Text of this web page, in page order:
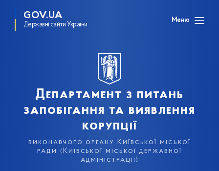
GOV.UA
Державні сайти України
Меню
Департамент з питань
запобігання та виявлення
корупції
виконавчого органу Київської міської
ради (Київської міської державної
адміністрації)